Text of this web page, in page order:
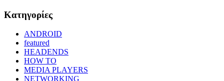
Kατηγορίες
ANDROID
featured
HEADENDS
HOW TO
MEDIA PLAYERS
NETWORKING